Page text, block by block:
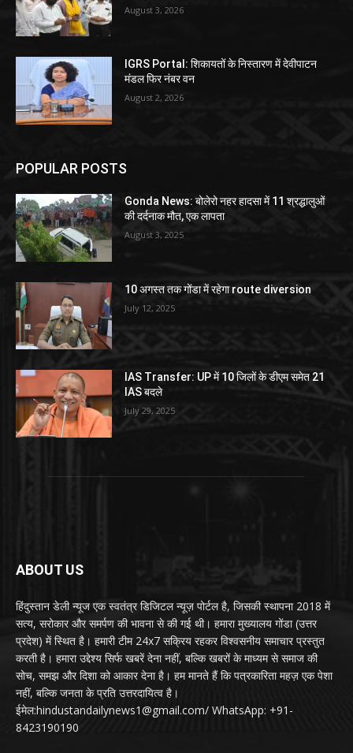
August 3, 2026
IGRS Portal: शिकायतों के निस्तारण में देवीपाटन
मंडल फिर नंबर वन
August 2, 2026
POPULAR POSTS
Gonda News: बोलेरो नहर हादसा में 11 श्रद्धालुओं
की दर्दनाक मौत, एक लापता
August 3, 2025
10 अगस्त तक गोंडा में रहेगा route diversion
July 12, 2025
IAS Transfer: UP में 10 जिलों के डीएम समेत 21
IAS बदले
July 29, 2025
ABOUT US
हिंदुस्तान डेली न्यूज एक स्वतंत्र डिजिटल न्यूज़ पोर्टल है, जिसकी स्थापना 2018 में
सत्य, सरोकार और समर्पण की भावना से की गई थी। हमारा मुख्यालय गोंडा (उत्तर
प्रदेश) में स्थित है। हमारी टीम 24x7 सक्रिय रहकर विश्वसनीय समाचार प्रस्तुत
करती है। हमारा उद्देश्य सिर्फ खबरें देना नहीं, बल्कि खबरों के माध्यम से समाज की
सोच, समझ और दिशा को आकार देना है। हम मानते हैं कि पत्रकारिता महज़ एक पेशा
नहीं, बल्कि जनता के प्रति उत्तरदायित्व है।
ईमेल:hindustandailynews1@gmail.com/ WhatsApp: +91-
8423190190